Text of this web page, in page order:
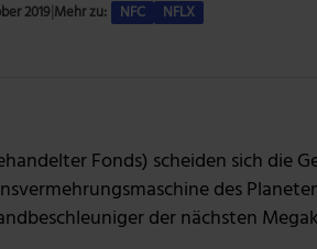
2019 Mehr zu: NFC NFLX
Fonds) scheiden sich die
des
der nächsten